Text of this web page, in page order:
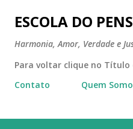
Pular para o
ESCOLA DO
Harmonia, Amor, Verdade e
Para voltar clique no Título
Contato
Quem